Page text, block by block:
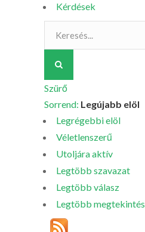
Kérdések
Szürő
Sorrend: Legújabb elöl
Legrégebbi elöl
Véletlenszerű
Utoljára aktív
Legtöbb szavazat
Legtöbb válasz
Legtöbb megtekintés